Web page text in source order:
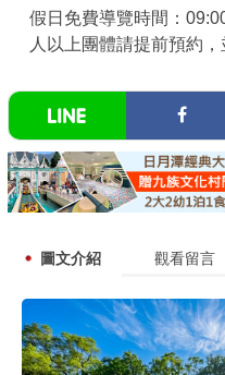
假日免費導覽時間：
人以上團體請提前預約
圖文介紹 觀看留言